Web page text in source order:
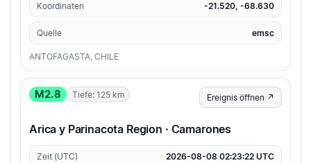
Koordinaten -21.520, -68.630
Quelle emsc
ANTOFAGASTA, CHILE
M2.8 Tiefe: 125 km Ereignis öffnen ↗
Arica y Parinacota Region · Camarones
Zeit (UTC) 2026-08-08 02:23:22 UTC